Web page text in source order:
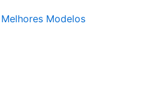
Modelos